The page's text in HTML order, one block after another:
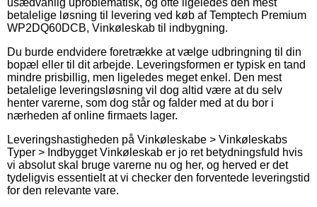
betalelige løsning til levering ved køb af Temptech Premium
WP2DQ60DCB, Vinkøleskab til indbygning.
Du burde endvidere foretrække at vælge udbringning til din
bopæl eller til dit arbejde. Leveringsformen er typisk en tand
mindre prisbillig, men ligeledes meget enkel. Den mest
betalelige leveringsløsning vil dog altid være at du selv
henter varerne, som dog står og falder med at du bor i
nærheden af online firmaets lager.
Leveringshastigheden på Vinkøleskabe > Vinkøleskabs
Typer > Indbygget Vinkøleskab er jo ret betydningsfuld hvis
vi absolut skal bruge varerne nu og her, og herved er det
tydeligvis essentielt at vi checker den forventede leveringstid
for den relevante vare.